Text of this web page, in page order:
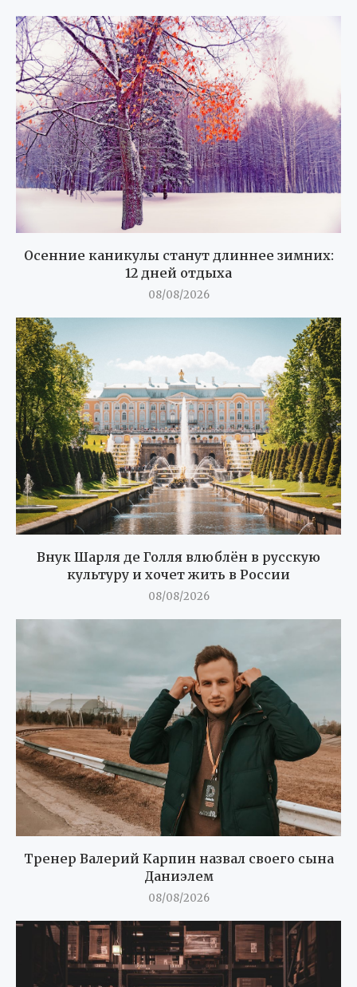
Осенние каникулы станут длиннее зимних:
12 дней отдыха
08/08/2026
Внук Шарля де Голля влюблён в русскую
культуру и хочет жить в России
08/08/2026
Тренер Валерий Карпин назвал своего сына
Даниэлем
08/08/2026